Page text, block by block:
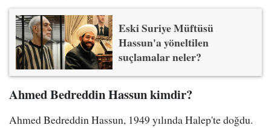
Eski Suriye Müftüsü
Hassun'a yöneltilen
suçlamalar neler?
Ahmed Bedreddin Hassun kimdir?
Ahmed Bedreddin Hassun, 1949 yılında Halep'te doğdu.